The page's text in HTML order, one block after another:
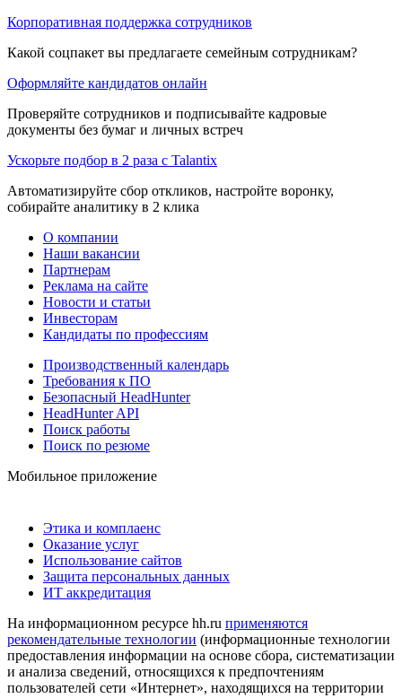
Корпоративная поддержка сотрудников
Какой соцпакет вы предлагаете семейным сотрудникам?
Оформляйте кандидатов онлайн
Проверяйте сотрудников и подписывайте кадровые
документы без бумаг и личных встреч
Ускорьте подбор в 2 раза с Talantix
Автоматизируйте сбор откликов, настройте воронку,
собирайте аналитику в 2 клика
О компании
Наши вакансии
Партнерам
Реклама на сайте
Новости и статьи
Инвесторам
Кандидаты по профессиям
Производственный календарь
Требования к ПО
Безопасный HeadHunter
HeadHunter API
Поиск работы
Поиск по резюме
Мобильное приложение
Этика и комплаенс
Оказание услуг
Использование сайтов
Защита персональных данных
ИТ аккредитация
На информационном ресурсе hh.ru применяются
рекомендательные технологии (информационные технологии
предоставления информации на основе сбора, систематизации
и анализа сведений, относящихся к предпочтениям
пользователей сети «Интернет», находящихся на территории